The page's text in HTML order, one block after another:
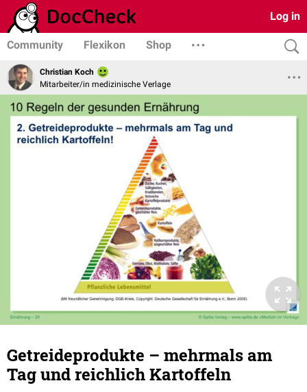
Log in
Community Flexikon Shop
Christian Koch
Mitarbeiter/in medizinische Verlage
Getreideprodukte – mehrmals am
Tag und reichlich Kartoffeln